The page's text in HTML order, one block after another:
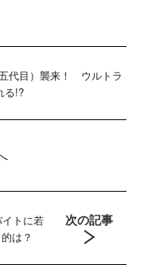
代目）襲来！ ウルトラ
る!?
トに若
は？
次の記事